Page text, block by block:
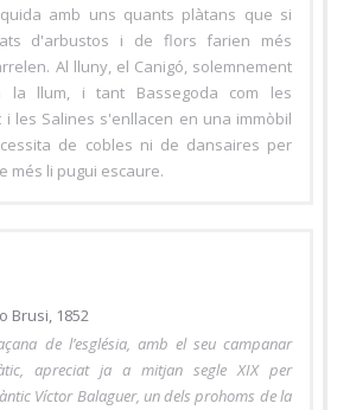
amb uns quants plàtans que si
d'arbustos i de flors farien més
Al lluny, el Canigó, solemnement
la llum, i tant Bassegoda com les
les Salines s'enllacen en una immòbil
de cobles ni de dansaires per
més li pugui escaure.
Brusi, 1852
de l’església, amb el seu campanar
apreciat ja a mitjan segle XIX per
Víctor Balaguer, un dels prohoms de la